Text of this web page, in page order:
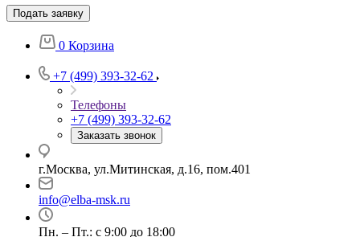
Подать заявку
0 Корзина
+7 (499) 393-32-62
Телефоны
+7 (499) 393-32-62
Заказать звонок
г.Москва, ул.Митинская, д.16, пом.401
info@elba-msk.ru
Пн. – Пт.: с 9:00 до 18:00